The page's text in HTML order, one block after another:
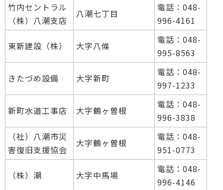
竹内セントラル
（株）八潮支店
八潮七丁目
電話：048-
996-4161
東新建設（株） 大字八條
電話：048-
995-8563
きたづめ設備 大字新町
電話：048-
997-1233
新町水道工事店 大字鶴ヶ曽根
電話：048-
996-3838
（社）八潮市災
害復旧支援協会
大字鶴ヶ曽根
電話：048-
951-0773
（株）潮 大字中馬場
電話：048-
996-4146